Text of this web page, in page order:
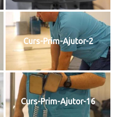
Curs-Prim-Ajutor-2
Curs-Prim-Ajutor-16